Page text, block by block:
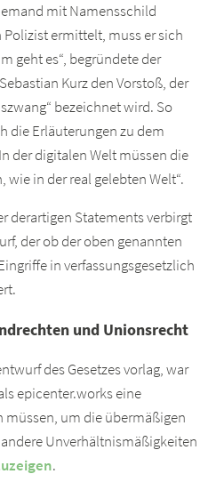
mit Namensschild
ermittelt, muss er sich
geht es“, begründete der
Kurz den Vorstoß, der
bezeichnet wird. So
die Erläuterungen zu dem
der digitalen Welt müssen die
in der real gelebten Welt“.
derartigen Statements verbirgt
der ob der oben genannten
in verfassungsgesetzlich
und Unionsrecht
des Gesetzes vorlag, war
epicenter.works eine
müssen, um die übermäßigen
Unverhältnismäßigkeiten
.